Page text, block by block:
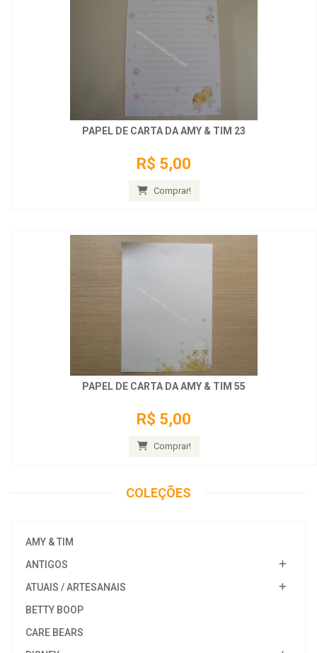
PAPEL DE CARTA DA AMY & TIM 23
R$ 5,00
Comprar!
PAPEL DE CARTA DA AMY & TIM 55
R$ 5,00
Comprar!
COLEÇÕES
AMY & TIM
ANTIGOS
ATUAIS / ARTESANAIS
BETTY BOOP
CARE BEARS